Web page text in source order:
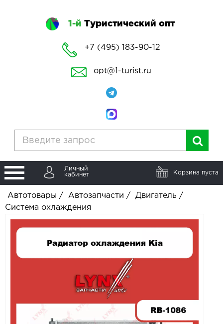
1-й Туристический опт
+7 (495) 183-90-12
opt@1-turist.ru
Личный
кабинет
Корзина пуста
Автотовары / Автозапчасти / Двигатель /
Система охлаждения